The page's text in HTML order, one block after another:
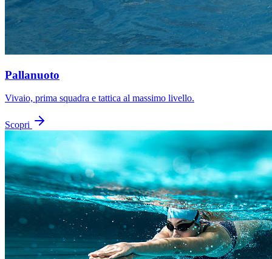
Pallanuoto
Vivaio, prima squadra e tattica al massimo livello.
Scopri